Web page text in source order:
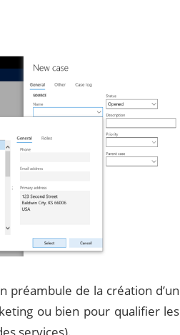
préambule de la création d’un
ou bien pour qualifier les